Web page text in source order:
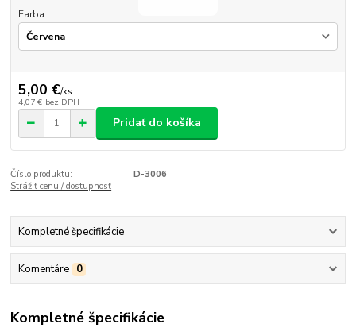
Farba
5,00 €/ks
4,07 € bez DPH
Pridať do košíka
Číslo produktu:
D-3006
Strážiť cenu / dostupnosť
Kompletné špecifikácie
Komentáre 0
Kompletné špecifikácie